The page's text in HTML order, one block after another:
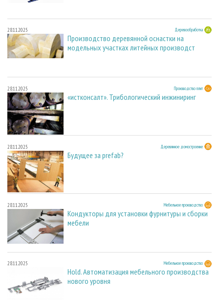
28.11.2025 Деревообработка
Производство деревянной оснастки на
модельных участках литейных производст
28.11.2025 Производство плит
«истконсалт». Трибологический инжиниринг
28.11.2025 Деревянное домостроение
Будущее за prefab?
28.11.2025 Мебельное производство
Кондукторы для установки фурнитуры и сборки
мебели
28.11.2025 Мебельное производство
Hold. Автоматизация мебельного производства
нового уровня